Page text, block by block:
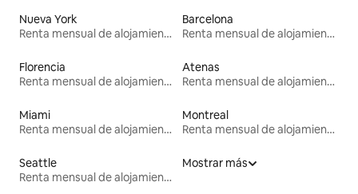
Nueva York
Renta mensual de alojamientos
Barcelona
Renta mensual de alojamientos
Florencia
Renta mensual de alojamientos
Atenas
Renta mensual de alojamientos
Miami
Renta mensual de alojamientos
Montreal
Renta mensual de alojamientos
Seattle
Renta mensual de alojamientos
Mostrar más